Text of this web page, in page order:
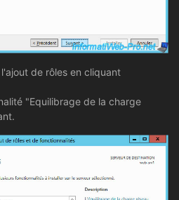
de rôles en cliquant
"Equilibrage de la charge